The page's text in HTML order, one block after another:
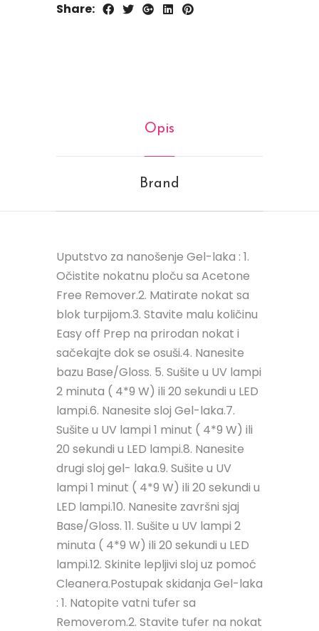
Share:
Opis
Brand
Uputstvo za nanošenje Gel-laka : 1.
Očistite nokatnu ploču sa Acetone
Free Remover.2. Matirate nokat sa
blok turpijom.3. Stavite malu količinu
Easy off Prep na prirodan nokat i
sačekajte dok se osuši.4. Nanesite
bazu Base/Gloss. 5. Sušite u UV lampi
2 minuta ( 4*9 W) ili 20 sekundi u LED
lampi.6. Nanesite sloj Gel-laka.7.
Sušite u UV lampi 1 minut ( 4*9 W) ili
20 sekundi u LED lampi.8. Nanesite
drugi sloj gel- laka.9. Sušite u UV
lampi 1 minut ( 4*9 W) ili 20 sekundi u
LED lampi.10. Nanesite završni sjaj
Base/Gloss. 11. Sušite u UV lampi 2
minuta ( 4*9 W) ili 20 sekundi u LED
lampi.12. Skinite lepljivi sloj uz pomoć
Cleanera.Postupak skidanja Gel-laka
: 1. Natopite vatni tufer sa
Removerom.2. Stavite tufer na nokat